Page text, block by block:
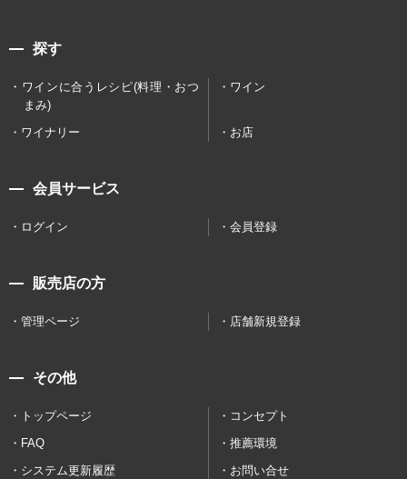
探す
ワインに合うレシピ(料理・おつ
まみ)
ワイン
ワイナリー お店
会員サービス
ログイン 会員登録
販売店の方
管理ページ 店舗新規登録
その他
トップページ
コンセプト
FAQ
推薦環境
システム更新履歴
お問い合せ